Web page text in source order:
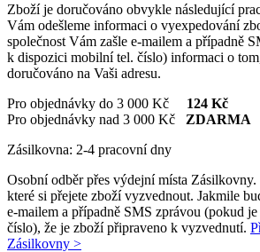
Zboží je doručováno obvykle následující
Vám odešleme informaci o vyexpedování
společnost Vám zašle e-mailem a případně
k dispozici mobilní tel. číslo) informaci o
doručováno na Vaši adresu.
Pro objednávky do 3 000 Kč 124 Kč
Pro objednávky nad 3 000 Kč ZDARMA
Zásilkovna: 2-4 pracovní dny
Osobní odběr přes výdejní místa
které si přejete zboží vyzvednout. Jakmile
e-mailem a případně SMS zprávou (pokud
číslo), že je zboží připraveno k vyzvednutí.
Zásilkovny >